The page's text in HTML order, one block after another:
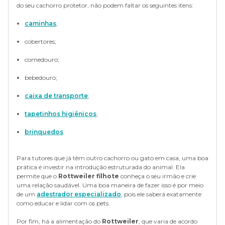
do seu cachorro protetor, não podem faltar os seguintes itens:
caminhas;
cobertores;
comedouro;
bebedouro;
caixa de transporte;
tapetinhos higiênicos;
brinquedos.
Para tutores que já têm outro cachorro ou gato em casa, uma boa
prática é investir na introdução estruturada do animal. Ela
permite que o Rottweiler filhote conheça o seu irmão e crie
uma relação saudável. Uma boa maneira de fazer isso é por meio
de um adestrador especializado, pois ele saberá exatamente
como educar e lidar com os pets.
Por fim, há a alimentação do Rottweiler, que varia de acordo